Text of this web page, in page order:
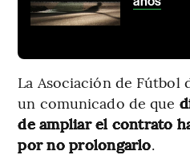
La Asociación de Fútbol
un comunicado de que
de ampliar el contrato
por no prolongarlo.